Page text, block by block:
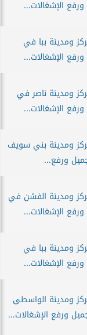
الإشغالات...
ومدينة ببا في
الإشغالات...
ومدينة ناصر في
الإشغالات...
ومدينة بني سويف
ورفع...
ومدينة الفشن في
الإشغالات...
ومدينة ببا في
الإشغالات...
ومدينة الواسطى
ورفع الإشغالات...